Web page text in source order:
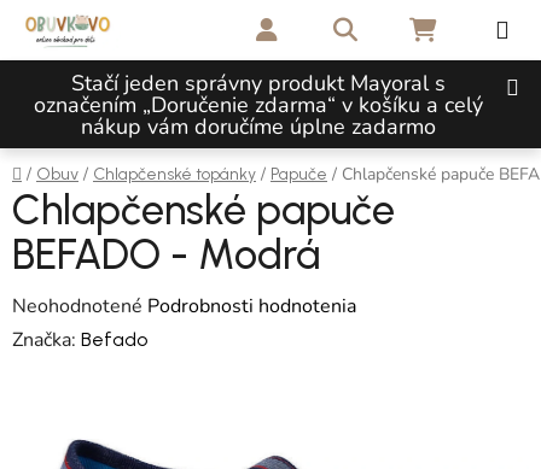
Prejsť na obsah
Stačí jeden správny produkt Mayoral s
označením „Doručenie zdarma“ v košíku a celý
nákup vám doručíme úplne zadarmo
Hľadať NÁKUPNÝ
Domov
/ Obuv / Chlapčenské topánky / Papuče / Chlapčenské papuče
Chlapčenské papuče
BEFADO - Modrá
Priemerné hodnotenie produktu je 0,0 z 5 hviezdičiek.
Neohodnotené Podrobnosti hodnotenia
Značka: Befado